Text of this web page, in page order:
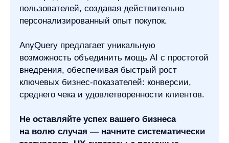
anyImages
Сведения
об IT-деятельности
Контакты
support@diginetica.com
+7 (985) 674-48-98
Документы
Реквизиты
Лицензионный договор-оферта
Согласие на обработку персональных данных
Деятельность в области ИТ